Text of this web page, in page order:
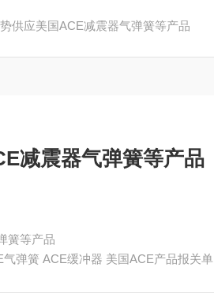
供应美国ACE减震器气弹簧等产品
减震器气弹簧等产品
簧等产品
弹簧 ACE缓冲器 美国ACE产品报关单